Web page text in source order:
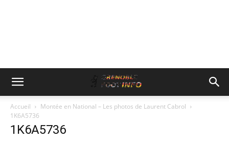
Accueil
Montée en National – Les photos de Laurent Cabrol
1K6A5736
1K6A5736